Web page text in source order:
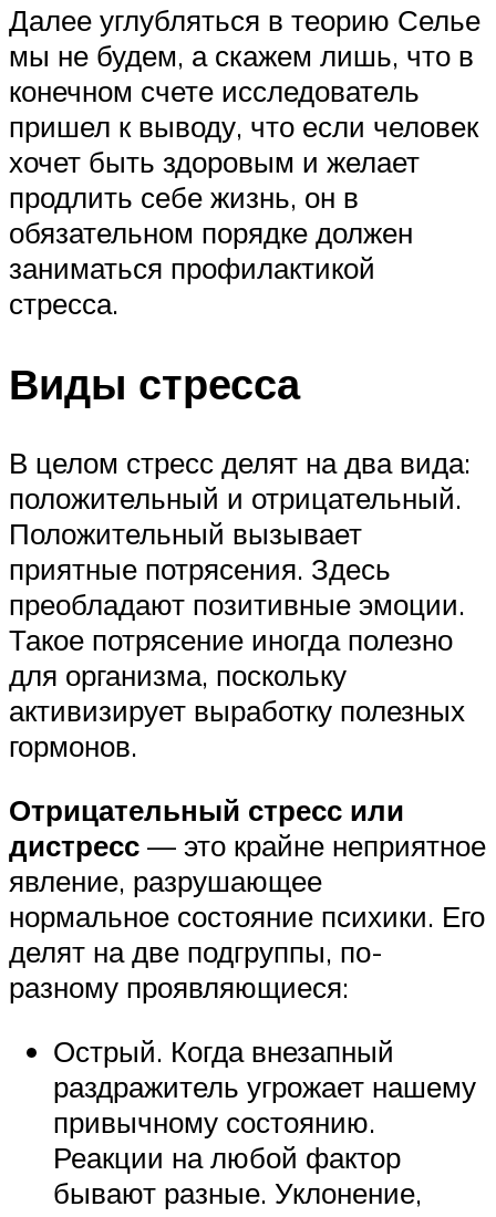
Далее углубляться в теорию Селье
мы не будем, а скажем лишь, что в
конечном счете исследователь
пришел к выводу, что если человек
хочет быть здоровым и желает
продлить себе жизнь, он в
обязательном порядке должен
заниматься профилактикой
стресса.
Виды стресса
В целом стресс делят на два вида:
положительный и отрицательный.
Положительный вызывает
приятные потрясения. Здесь
преобладают позитивные эмоции.
Такое потрясение иногда полезно
для организма, поскольку
активизирует выработку полезных
гормонов.
Отрицательный стресс или
дистресс — это крайне неприятное
явление, разрушающее
нормальное состояние психики. Его
делят на две подгруппы, по-
разному проявляющиеся:
Острый. Когда внезапный
раздражитель угрожает нашему
привычному состоянию.
Реакции на любой фактор
бывают разные. Уклонение,